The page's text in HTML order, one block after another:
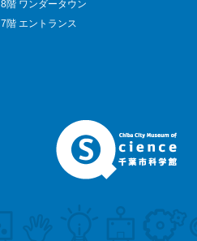
8階 ワンダータウン
7階 エントランス